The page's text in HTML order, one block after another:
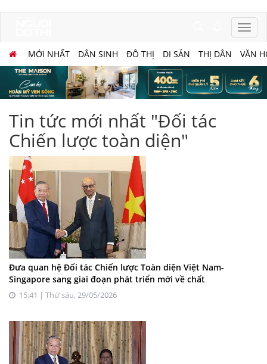
MỚI NHẤT DÂN SINH ĐÔ THỊ DI SẢN THỊ DÂN VĂN
Tin tức mới nhất "Đối tác
Chiến lược toàn diện"
Đưa quan hệ Đối tác Chiến lược Toàn diện Việt Nam-
Singapore sang giai đoạn phát triển mới về chất
15:41 | Thứ sáu, 29/05/2026